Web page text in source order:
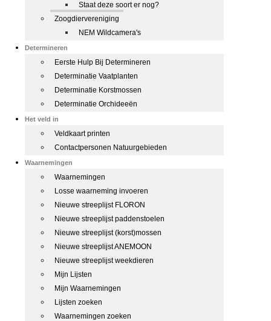
Staat deze soort er nog?
Zoogdiervereniging
NEM Wildcamera's
Determineren
Eerste Hulp Bij Determineren
Determinatie Vaatplanten
Determinatie Korstmossen
Determinatie Orchideeën
Het veld in
Veldkaart printen
Contactpersonen Natuurgebieden
Waarnemingen
Waarnemingen
Losse waarneming invoeren
Nieuwe streeplijst FLORON
Nieuwe streeplijst paddenstoelen
Nieuwe streeplijst (korst)mossen
Nieuwe streeplijst ANEMOON
Nieuwe streeplijst weekdieren
Mijn Lijsten
Mijn Waarnemingen
Lijsten zoeken
Waarnemingen zoeken